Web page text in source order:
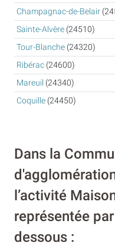
Champagnac-de-Belair
Sainte-Alvère (24510)
Tour-Blanche (24320)
Ribérac (24600)
Mareuil (24340)
Coquille (24450)
Dans la
l’activité
représentée
dessous :